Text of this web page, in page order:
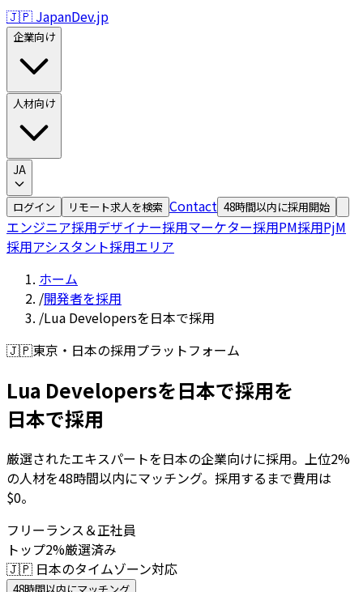
🇯🇵 JapanDev.jp
企業向け
人材向け
JA
ログイン リモート求人を検索 Contact 48時間以内に採用開始
エンジニア採用デザイナー採用マーケター採用PM採用PjM
採用アシスタント採用エリア
ホーム
/開発者を採用
/Lua Developersを日本で採用
🇯🇵東京・日本の採用プラットフォーム
Lua Developersを日本で採用を
日本で採用
厳選されたエキスパートを日本の企業向けに採用。上位2%
の人材を48時間以内にマッチング。採用するまで費用は
$0。
フリーランス＆正社員
トップ2%厳選済み
🇯🇵 日本のタイムゾーン対応